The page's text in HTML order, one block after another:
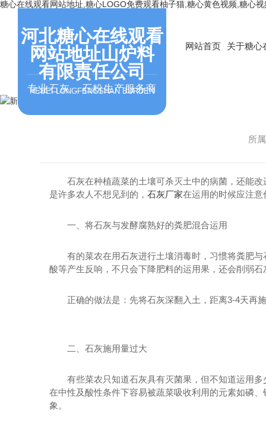
糖心在线观看网站地址,糖心LOGO免费观看柚子猫,糖心黄色视频,糖心
河北糖心在线观看
网站地址山炉料
有限责任公司
HEBEI LONGFENGSHAN BURDEN
专业石灰，石粉生产服务商
网站首页 关于糖心
所
石灰在种植蔬菜的土壤可杀灭土中的病菌，还能
是许多农人不想见到的，石灰厂家在运用的时候应注意
一、将石灰与发酵腐熟好的粪肥混合运用
有的菜农在用石灰进行土壤消毒时，习惯将粪肥与
酸等产生反响，不只会下降肥料的运用果，还会削弱石
正确的做法是：先将石灰深翻入土，距离3-4天
二、石灰施用量过大
有些菜农只知道石灰具有灭菌果，但不知道运用多
在中性及酸性条件下容易被蔬菜吸收利用的元素如磷、锌
象。